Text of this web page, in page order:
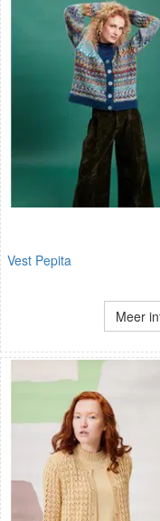
Vest Pepita
Meer